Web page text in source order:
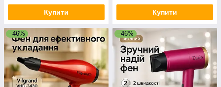
Купити Купити
–46% –46%